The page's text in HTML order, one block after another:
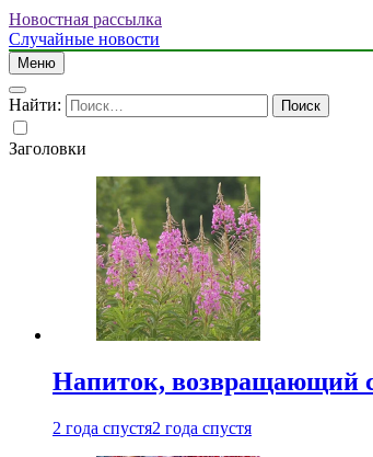
Новостная рассылка
Случайные новости
Меню
Найти:
Заголовки
Напиток, возвращающий
2 года спустя2 года спустя